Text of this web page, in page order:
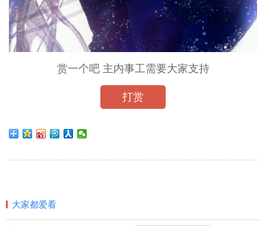
赏一个吧 主内事工需要大家支持
打赏
大家都爱看